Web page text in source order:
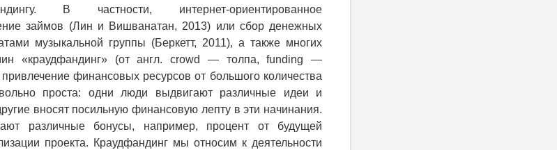
В частности, интернет-ориентированное
займов (Лин и Вишванатан, 2013) или сбор денежных
музыкальной группы (Беркетт, 2011), а также многих
«краудфандинг» (от англ. crowd — толпа, funding —
финансовых ресурсов от большого количества
проста: одни люди выдвигают различные идеи и
вносят посильную финансовую лепту в эти начинания.
различные бонусы, например, процент от будущей
проекта. Краудфандинг мы относим к деятельности